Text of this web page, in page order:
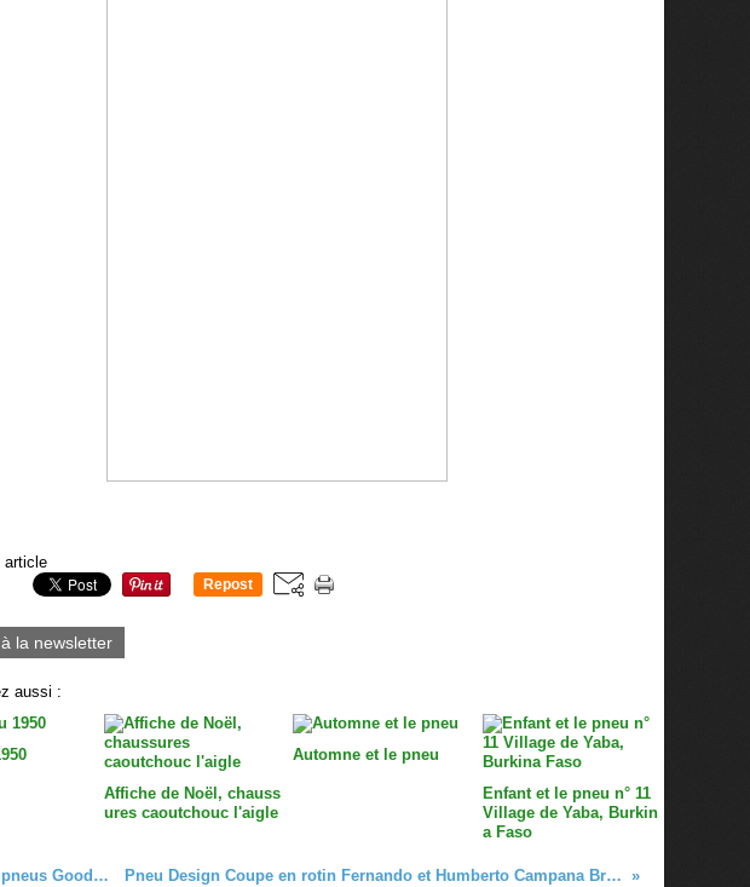
article
Repost
la newsletter
aussi :
Affiche de Noël, chauss
ures caoutchouc l'aigle
Automne et le pneu
Enfant et le pneu n° 11
Village de Yaba, Burkin
a Faso
Divan en pneus Goodyear Pneu Design Coupe en rotin Fernando et Humberto Campana Brésil n°1